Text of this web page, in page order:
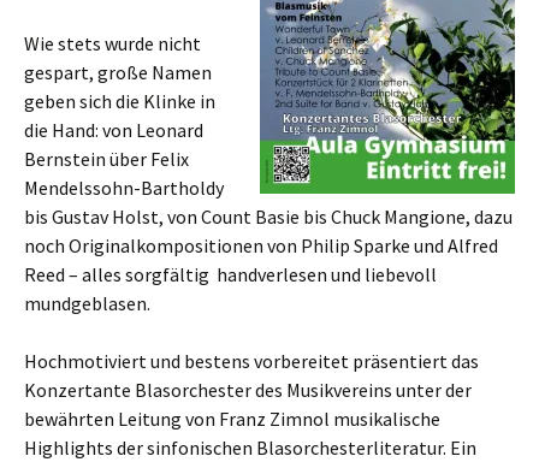
Wie stets wurde nicht
gespart, große Namen
geben sich die Klinke in
die Hand: von Leonard
Bernstein über Felix
Mendelssohn-Bartholdy
bis Gustav Holst, von Count Basie bis Chuck Mangione, dazu
noch Originalkompositionen von Philip Sparke und Alfred
Reed – alles sorgfältig handverlesen und liebevoll
mundgeblasen.
Hochmotiviert und bestens vorbereitet präsentiert das
Konzertante Blasorchester des Musikvereins unter der
bewährten Leitung von Franz Zimnol musikalische
Highlights der sinfonischen Blasorchesterliteratur. Ein